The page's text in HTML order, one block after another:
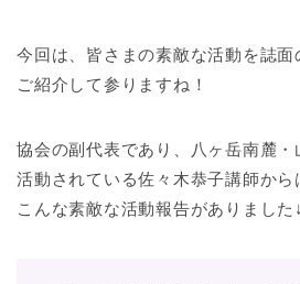
今回は、皆さまの素敵な活動を誌面
ご紹介して参りますね！
協会の副代表であり、八ヶ岳南麓・
活動されている佐々木恭子講師から
こんな素敵な活動報告がありました↓